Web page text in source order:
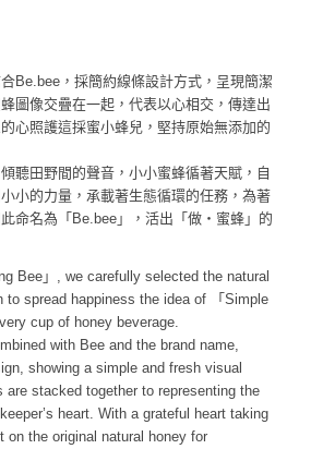
Be.bee，採簡約線條設計方式，呈現簡潔
圖像交疊在一起，代表以心相交，傳達出
心照護這採蜜小蜂兒，堅持原始無添加的
聽田野間的聲音，小小蜜蜂循著天賦，自
小的力量，承載著生態循環的任務，為著
命名為「Be.bee」，活出「做‧蜜蜂」的
Bee」, we carefully selected the natural
to spread happiness the idea of 「Simple
cup of honey beverage.
with Bee and the brand name,
showing a simple and fresh visual
are stacked together to representing the
heart. With a grateful heart taking
on the original natural honey for